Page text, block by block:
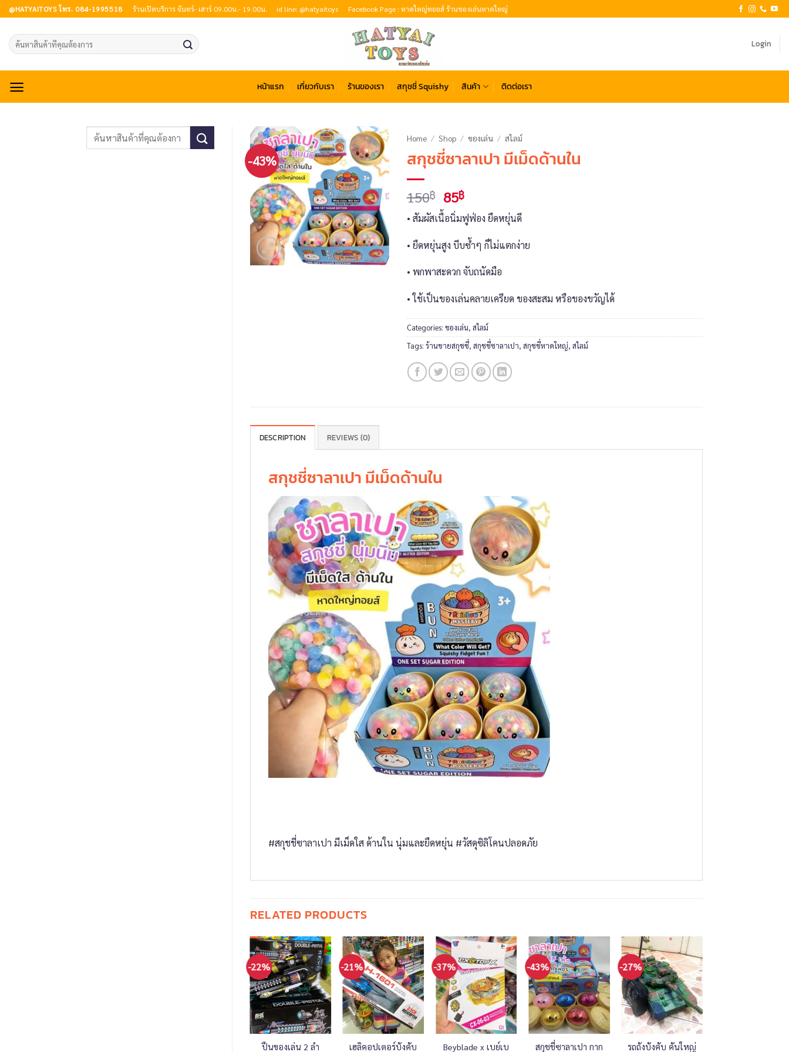
Skip
to
content
@HATYAITOYS โทร. 084-1995518 ร้านเปิดบริการ จันทร์- เสาร์ 09.00น.- 19.00น. id line: @hatyaitoys Facebook Page : หาดใหญ่ทอยส์ ร้านของเล่นหาดใหญ่
Search
for:
Login
หน้าแรก เกี่ยวกับเรา ร้านของเรา สกุชชี่ Squishy สินค้า ติดต่อเรา
-43%
Home / Shop / ของเล่น / สไลม์
สกุชชี่ซาลาเปา มีเม็ดด้านใน
150฿ Original
price
was:
150฿.
85฿Current
price
is:
85฿.
• สัมผัสเนื้อนิ่มฟูฟ่อง ยืดหยุ่นดี
• ยืดหยุ่นสูง บีบซ้ำๆ ก็ไม่แตกง่าย
• พกพาสะดวก จับถนัดมือ
• ใช้เป็นของเล่นคลายเครียด ของสะสม หรือของขวัญได้
Categories: ของเล่น, สไลม์
Tags: ร้านขายสกุชชี่, สกุชชี่ซาลาเปา, สกุชชี่หาดใหญ่, สไลม์
DESCRIPTION REVIEWS (0)
สกุชชี่ซาลาเปา มีเม็ดด้านใน
#สกุชชี่ซาลาเปา มีเม็ดใส ด้านใน นุ่มและยืดหยุ่น #วัสดุซิลิโคนปลอดภัย
RELATED PRODUCTS
-22%
ปืนของเล่น 2 ลำ
-21%
เฮลิคอปเตอร์บังคับ
-37%
Beyblade x เบย์เบ
-43%
สกุชชี่ซาลาเปา กาก
-27%
รถถังบังคับ คันใหญ่